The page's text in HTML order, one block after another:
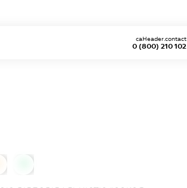
0 (800) 210 102
caHeader.contact